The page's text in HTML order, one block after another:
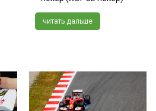
читать дальше